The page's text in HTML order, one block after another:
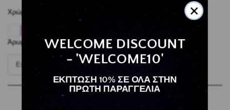
Χρώμα κεριού:
Άρωμα:
Επιλέξτε το Στοιχείο
WELCOME DISCOUNT
- 'WELCOME10'
ΕΚΠΤΩΣΗ 10% ΣΕ ΟΛΑ ΣΤΗΝ
ΠΡΩΤΗ ΠΑΡΑΓΓΕΛΙΑ